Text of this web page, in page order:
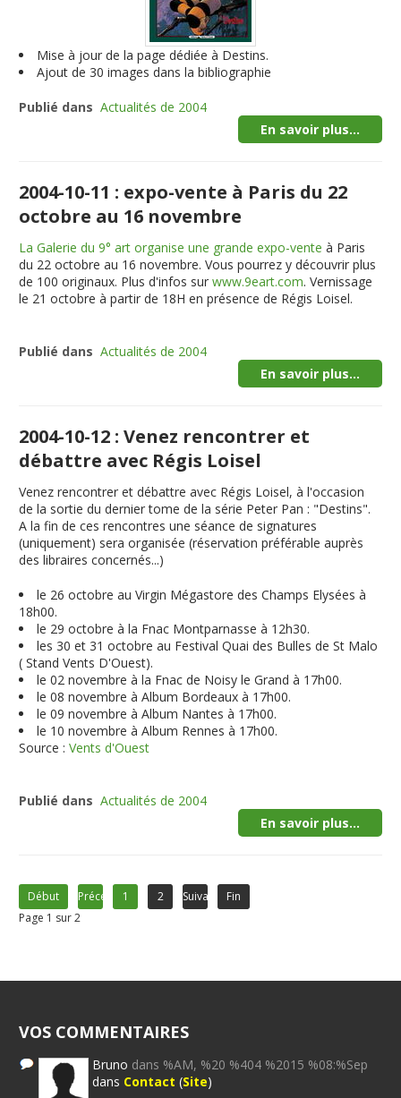
Mise à jour de la page dédiée à Destins.
Ajout de 30 images dans la bibliographie
Publié dans Actualités de 2004
En savoir plus...
2004-10-11 : expo-vente à Paris du 22
octobre au 16 novembre
La Galerie du 9° art organise une grande expo-vente à Paris
du 22 octobre au 16 novembre. Vous pourrez y découvrir plus
de 100 originaux. Plus d'infos surwww.9eart.com. Vernissage
le 21 octobre à partir de 18Hen présence de Régis Loisel.
Publié dans Actualités de 2004
En savoir plus...
2004-10-12 : Venez rencontrer et
débattre avec Régis Loisel
Venez rencontrer et débattre avec Régis Loisel, à l'occasion
de la sortie du dernier tome de la série Peter Pan : "Destins".
A la fin de ces rencontres une séance de signatures
(uniquement) sera organisée (réservation préférable auprès
des libraires concernés...)
le 26 octobre au Virgin Mégastore des Champs Elysées à
18h00.
le 29 octobre à la Fnac Montparnasse à 12h30.
les 30 et 31 octobre au Festival Quai des Bulles de St Malo
( Stand Vents D'Ouest).
le 02 novembre à la Fnac de Noisy le Grand à 17h00.
le 08 novembre à Album Bordeaux à 17h00.
le 09 novembre à Album Nantes à 17h00.
le 10 novembre à Album Rennes à 17h00.
Source :Vents d'Ouest
Publié dans Actualités de 2004
En savoir plus...
Début Précédent1 2 Suivant
Fin
Page 1 sur 2
VOS COMMENTAIRES
Bruno dans %AM, %20 %404 %2015 %08:%Sep
dans Contact (Site)